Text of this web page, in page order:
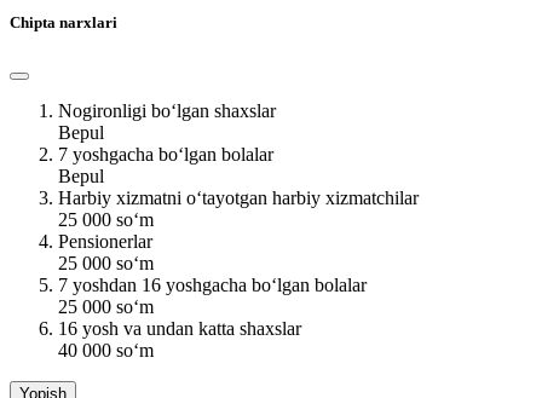
Chipta narxlari
Nogironligi bo‘lgan shaxslar
Bepul
7 yoshgacha bo‘lgan bolalar
Bepul
Harbiy xizmatni o‘tayotgan harbiy xizmatchilar
25 000 so‘m
Pensionerlar
25 000 so‘m
7 yoshdan 16 yoshgacha bo‘lgan bolalar
25 000 so‘m
16 yosh va undan katta shaxslar
40 000 so‘m
Yopish